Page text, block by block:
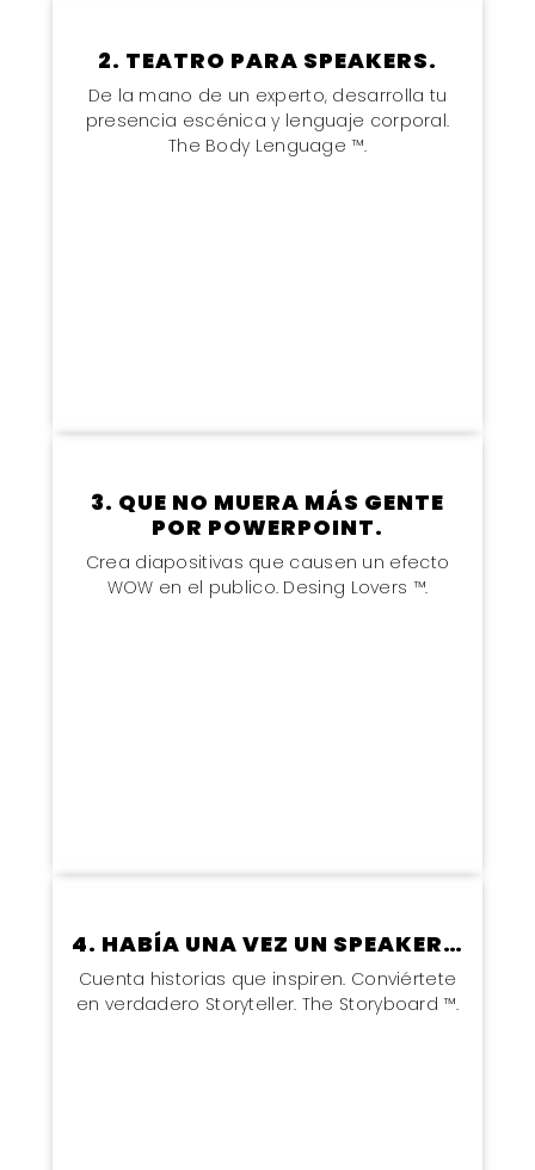
2. TEATRO PARA SPEAKERS.
De la mano de un experto, desarrolla tu
presencia escénica y lenguaje corporal.
The Body Lenguage ™.
3. QUE NO MUERA MÁS GENTE
POR POWERPOINT.
Crea diapositivas que causen un efecto
WOW en el publico. Desing Lovers ™.
4. HABÍA UNA VEZ UN SPEAKER…
Cuenta historias que inspiren. Conviértete
en verdadero Storyteller. The Storyboard ™.